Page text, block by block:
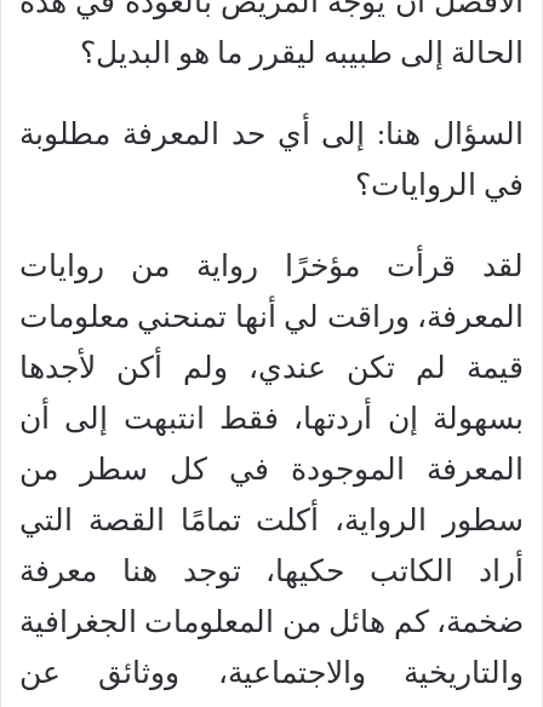
الحالة إلى طبيبه ليقرر ما هو البديل؟
السؤال هنا: إلى أي حد المعرفة مطلوبة
في الروايات؟
لقد قرأت مؤخرًا رواية من روايات
المعرفة، وراقت لي أنها تمنحني معلومات
قيمة لم تكن عندي، ولم أكن لأجدها
بسهولة إن أردتها، فقط انتبهت إلى أن
المعرفة الموجودة في كل سطر من
سطور الرواية، أكلت تمامًا القصة التي
أراد الكاتب حكيها، توجد هنا معرفة
ضخمة، كم هائل من المعلومات الجغرافية
والتاريخية والاجتماعية، ووثائق عن